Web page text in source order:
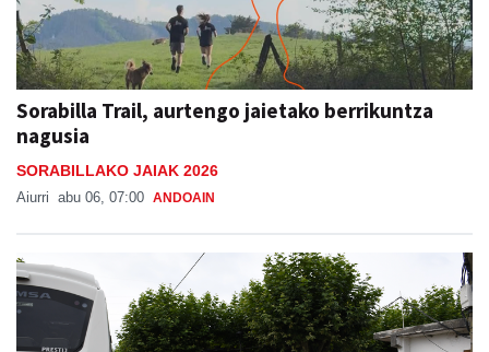
Sorabilla Trail, aurtengo jaietako berrikuntza
nagusia
SORABILLAKO JAIAK 2026
Aiurri abu 06, 07:00 ANDOAIN